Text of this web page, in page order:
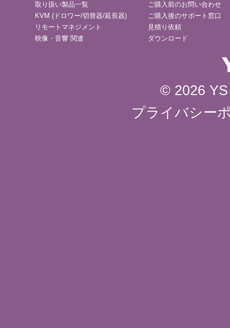
取り扱い製品一覧
KVM (ドロワー/切替器/延長器)
リモートマネジメント
映像・音響 関連
ご購入前のお問い合わせ
ご購入後のサポート窓口
見積り依頼
ダウンロード
© 2026
プライバシー